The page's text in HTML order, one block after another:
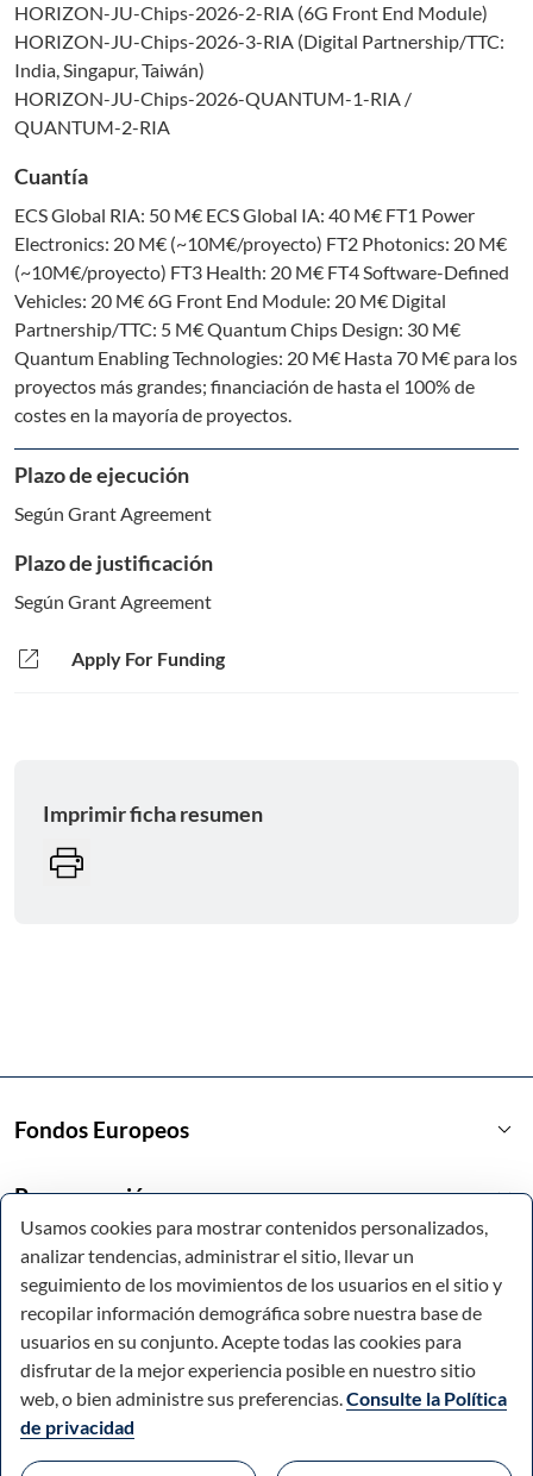
HORIZON-JU-Chips-2026-2-RIA (6G Front End Module)
HORIZON-JU-Chips-2026-3-RIA (Digital Partnership/TTC:
India, Singapur, Taiwán)
HORIZON-JU-Chips-2026-QUANTUM-1-RIA /
QUANTUM-2-RIA
Cuantía
ECS Global RIA: 50 M€ ECS Global IA: 40 M€ FT1 Power
Electronics: 20 M€ (~10M€/proyecto) FT2 Photonics: 20 M€
(~10M€/proyecto) FT3 Health: 20 M€ FT4 Software-Defined
Vehicles: 20 M€ 6G Front End Module: 20 M€ Digital
Partnership/TTC: 5 M€ Quantum Chips Design: 30 M€
Quantum Enabling Technologies: 20 M€ Hasta 70 M€ para los
proyectos más grandes; financiación de hasta el 100% de
costes en la mayoría de proyectos.
Plazo de ejecución
Según Grant Agreement
Plazo de justificación
Según Grant Agreement
open_in_new Apply For Funding
Imprimir ficha resumen
Fondos Europeos keyboard_arrow_down
Programación keyboard_arrow_down
Enlaces de interés
© Todos los derechos reservados.
Usamos cookies para mostrar contenidos personalizados,
analizar tendencias, administrar el sitio, llevar un
seguimiento de los movimientos de los usuarios en el sitio y
recopilar información demográfica sobre nuestra base de
usuarios en su conjunto. Acepte todas las cookies para
disfrutar de la mejor experiencia posible en nuestro sitio
web, o bien administre sus preferencias.Consulte la Política
de privacidad